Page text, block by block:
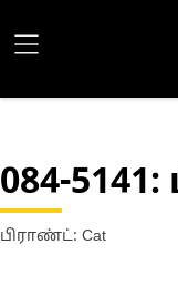
084-5141:
பிராண்ட்: Cat